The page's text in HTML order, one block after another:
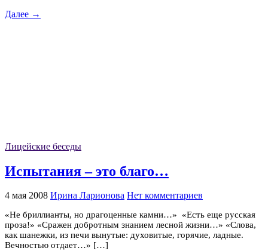
Далее →
Лицейские беседы
Испытания – это благо…
4 мая 2008 Ирина Ларионова Нет комментариев
«Не бриллианты, но драгоценные камни…» «Есть еще русская
проза!» «Сражен добротным знанием лесной жизни…» «Слова,
как шанежки, из печи вынутые: духовитые, горячие, ладные.
Вечностью отдает…» […]